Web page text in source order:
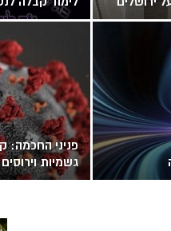
פניני החכמה:
גשמיות